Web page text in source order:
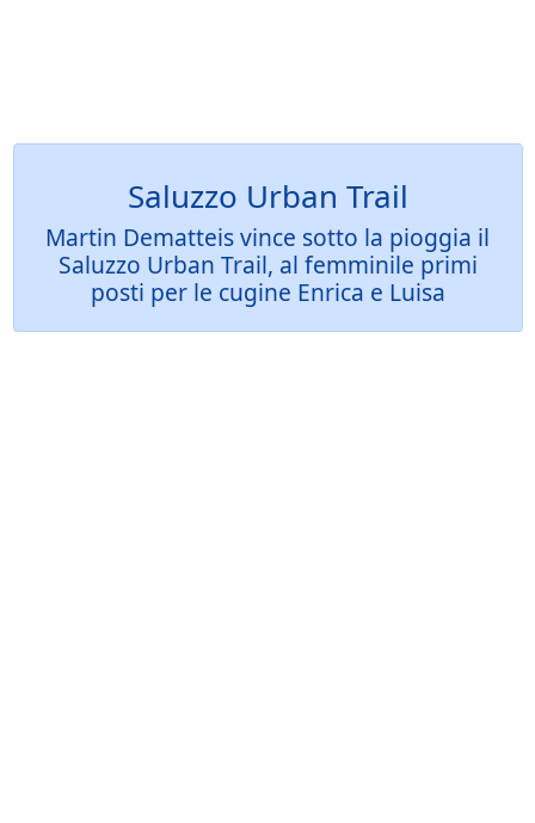
Saluzzo Urban Trail
Martin Dematteis vince sotto la pioggia il
Saluzzo Urban Trail, al femminile primi
posti per le cugine Enrica e Luisa